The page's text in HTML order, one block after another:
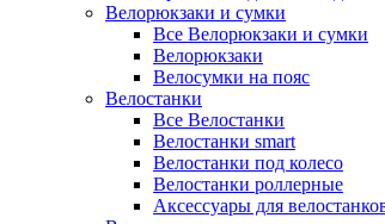
Велорюкзаки и сумки
Все Велорюкзаки и сумки
Велорюкзаки
Велосумки на пояс
Велостанки
Все Велостанки
Велостанки smart
Велостанки под колесо
Велостанки роллерные
Аксессуары для